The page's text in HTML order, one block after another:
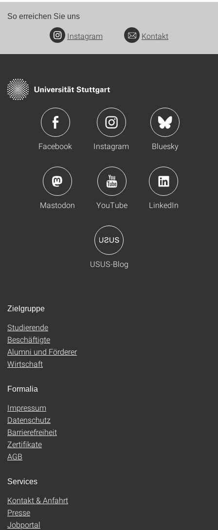
So erreichen Sie uns
Instagram Kontakt
Facebook Instagram Bluesky
Mastodon YouTube LinkedIn
USUS-Blog
Zielgruppe
Studierende
Beschäftigte
Alumni und Förderer
Wirtschaft
Formalia
Impressum
Datenschutz
Barrierefreiheit
Zertifikate
AGB
Services
Kontakt & Anfahrt
Presse
Jobportal